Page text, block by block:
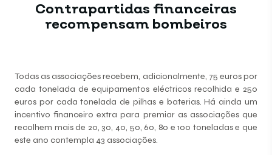
Contrapartidas financeiras
recompensam bombeiros
Todas as associações recebem, adicionalmente, 75 euros por
cada tonelada de equipamentos eléctricos recolhida e 250
euros por cada tonelada de pilhas e baterias. Há ainda um
incentivo financeiro extra para premiar as associações que
recolhem mais de 20, 30, 40, 50, 60, 80 e 100 toneladas e que
este ano contempla 43 associações.